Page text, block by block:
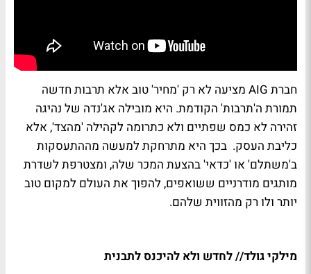
חברת AIG מציעה לא רק 'מחיר' טוב אלא תרבות חדשה
תמורת ה'תרבות' הקודמת. היא מובילה אג'נדה של נהיגה
זהירה לא כמס שפתיים ולא כתרומה לקהילה 'מהצד', אלא
כליבת העסק. בכך היא מתרחקת למעשה מההתעסקות
ב'משתלם' או 'כדאי' בהצעת המכר שלה, ומצטרפת לשדרת
מותגים מודרניים ששואפים, להפוך את העולם למקום טוב
יותר ולו רק מהזווית שלהם.
מילקי גולד// לחדש ולא להיכנס לתבנית